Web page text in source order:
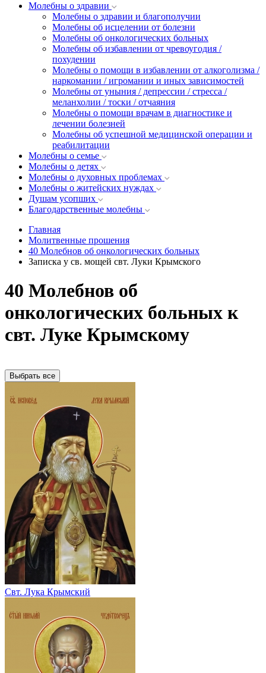
Молебны о здравии
Молебны о здравии и благополучии
Молебны об исцелении от болезни
Молебны об онкологических больных
Молебны об избавлении от чревоугодия /
похудении
Молебны о помощи в избавлении от алкоголизма /
наркомании / игромании и иных зависимостей
Молебны от уныния / депрессии / стресса /
меланхолии / тоски / отчаяния
Молебны о помощи врачам в диагностике и
лечении болезней
Молебны об успешной медицинской операции и
реабилитации
Молебны о семье
Молебны о детях
Молебны о духовных проблемах
Молебны о житейских нуждах
Душам усопших
Благодарственные молебны
Главная
Молитвенные прошения
40 Молебнов об онкологических больных
Записка у св. мощей свт. Луки Крымского
40 Молебнов об
онкологических больных к
свт. Луке Крымскому
Выбрать все
Свт. Лука Крымский